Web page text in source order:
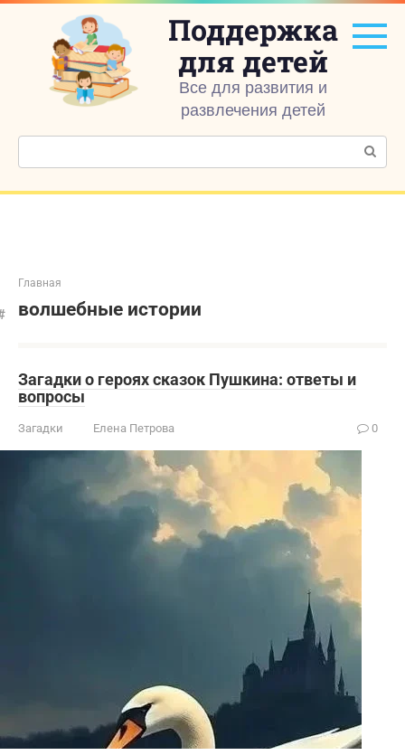
Перейти
контенту
Поддержка
для детей
Все для развития и
развлечения детей
Поиск:
Главная
волшебные истории
Загадки о героях сказок Пушкина: ответы и
вопросы
Загадки Елена Петрова 0